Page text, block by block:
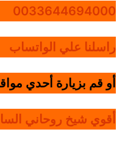
0033644694000
راسلنا علي الواتساب
أو قم بزيارة أحدي
أقوي شيخ روحاني